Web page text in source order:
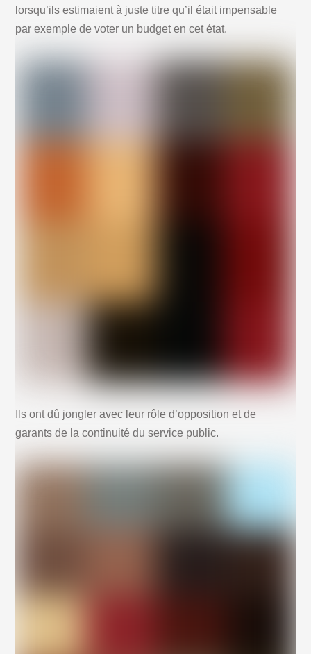
lorsqu’ils estimaient à juste titre qu’il était impensable
par exemple de voter un budget en cet état.
Ils ont dû jongler avec leur rôle d’opposition et de
garants de la continuité du service public.